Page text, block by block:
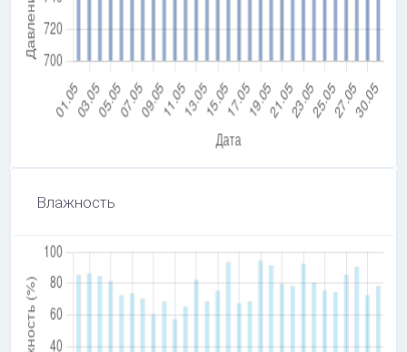
Влажность